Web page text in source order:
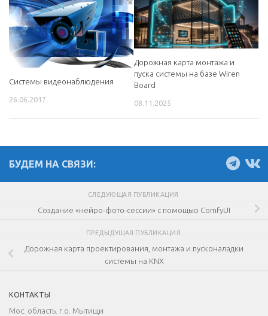
Системы видеонаблюдения
26.06.2017
Дорожная карта монтажа и
пуска системы на базе Wiren
Board
08.11.2025
БУДЕМ НА СВЯЗИ:
СЛЕДУЮЩАЯ ПУБЛИКАЦИЯ
Создание «нейро-фото-сессии» с помощью ComfyUI
ПРЕДЫДУЩАЯ ПУБЛИКАЦИЯ
Дорожная карта проектирования, монтажа и пусконаладки
системы на KNX
КОНТАКТЫ
Мос. область. г.о. Мытищи